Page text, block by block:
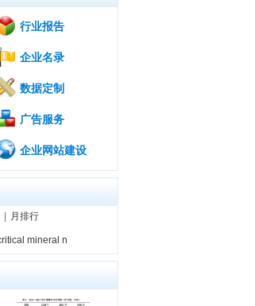
行业报告
企业名录
数据定制
广告服务
企业网站建设
月排行
mineral n